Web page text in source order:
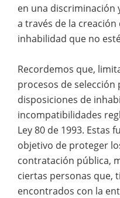
en una
a través de la
inhabilidad que no
Recordemos que,
procesos de selección
disposiciones de
incompatibilidades
Ley 80 de 1993. Estas
objetivo de proteger
contratación pública,
ciertas personas que,
encontrados con la